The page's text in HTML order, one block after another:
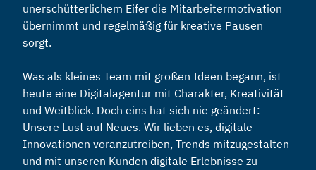
unerschütterlichem Eifer die Mitarbeitermotivation
übernimmt und regelmäßig für kreative Pausen
sorgt.
Was als kleines Team mit großen Ideen begann, ist
heute eine Digitalagentur mit Charakter, Kreativität
und Weitblick. Doch eins hat sich nie geändert:
Unsere Lust auf Neues. Wir lieben es, digitale
Innovationen voranzutreiben, Trends mitzugestalten
und mit unseren Kunden digitale Erlebnisse zu